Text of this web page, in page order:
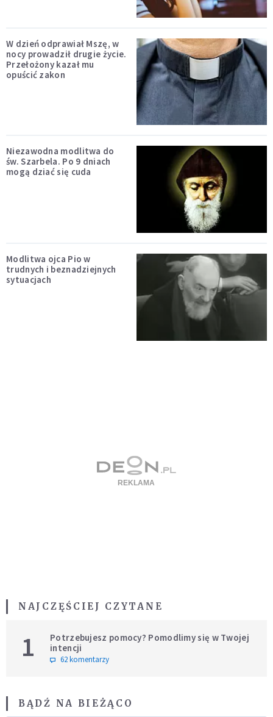
W dzień odprawiał Mszę, w
nocy prowadził drugie życie.
Przełożony kazał mu
opuścić zakon
Niezawodna modlitwa do
św. Szarbela. Po 9 dniach
mogą dziać się cuda
Modlitwa ojca Pio w
trudnych i beznadziejnych
sytuacjach
NAJCZĘŚCIEJ CZYTANE
1
Potrzebujesz pomocy? Pomodlimy się w Twojej
intencji
62 komentarzy
BĄDŹ NA BIEŻĄCO